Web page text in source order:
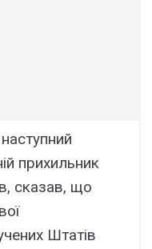
прихильник
сказав, що
Штатів